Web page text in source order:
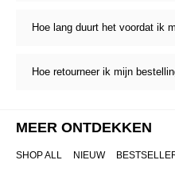
Hoe lang duurt het voordat ik
Hoe retourneer ik mijn
MEER ONTDEKKEN
SHOP ALL NIEUW